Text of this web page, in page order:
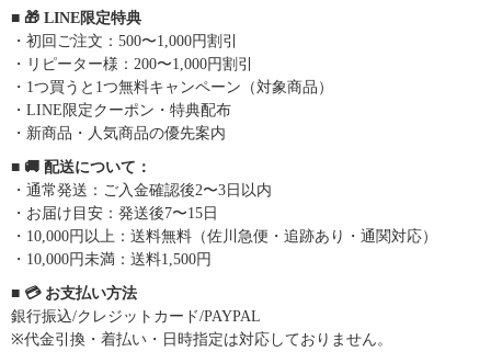
■ 🎁 LINE限定特典
・初回ご注文：500〜1,000円割引
・リピーター様：200〜1,000円割引
・1つ買うと1つ無料キャンペーン（対象商品）
・LINE限定クーポン・特典配布
・新商品・人気商品の優先案内
■ 🚚 配送について：
・通常発送：ご入金確認後2〜3日以内
・お届け目安：発送後7〜15日
・10,000円以上：送料無料（佐川急便・追跡あり・通関対応）
・10,000円未満：送料1,500円
■ 💳 お支払い方法
銀行振込/クレジットカード/PAYPAL
※代金引換・着払い・日時指定は対応しておりません。